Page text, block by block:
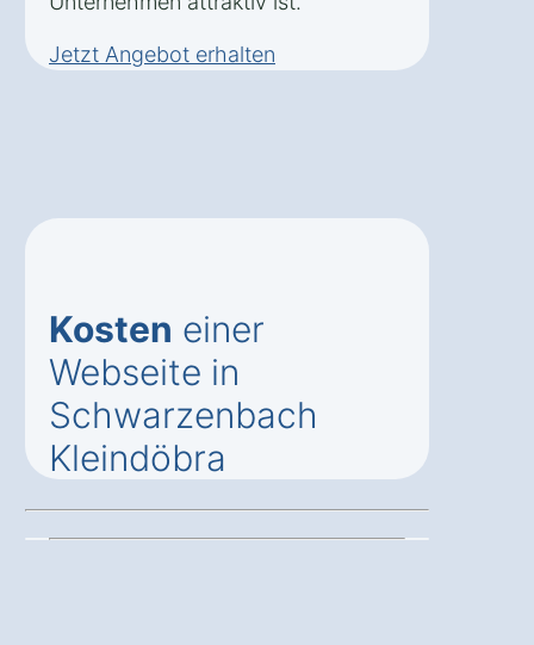
Jetzt Angebot erhalten
Kosten einer
Webseite in
Schwarzenbach
Kleindöbra